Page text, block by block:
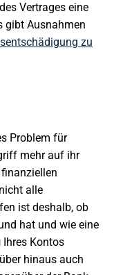
Vertrages eine
gibt Ausnahmen
zu
Problem für
mehr auf ihr
alle
ist deshalb, ob
hat und wie eine
Ihres Kontos
hinaus auch